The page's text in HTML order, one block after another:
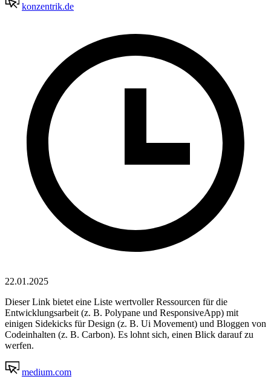
konzentrik.de
22.01.2025
Dieser Link bietet eine Liste wertvoller Ressourcen für die
Entwicklungsarbeit (z. B. Polypane und ResponsiveApp) mit
einigen Sidekicks für Design (z. B. Ui Movement) und Bloggen von
Codeinhalten (z. B. Carbon). Es lohnt sich, einen Blick darauf zu
werfen.
medium.com